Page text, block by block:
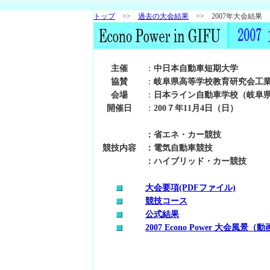
トップ>> 過去の大会結果 >> 2007年大会結果
主催 ： 中日本自動車短期大学
協賛
： 岐阜県高等学校教育研究会工
会場
： 日本ライン自動車学校（岐阜
開催日
： 200７年11月4日（日）
競技内容
：省エネ・カー競技
：電気自動車競技
：ハイブリッド・カー競技
大会要項(PDFファイル)
競技コース
公式結果
2007 Econo Power 大会風景（動